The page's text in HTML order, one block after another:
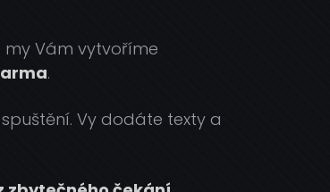
my Vám vytvoříme
.
Vy dodáte texty a